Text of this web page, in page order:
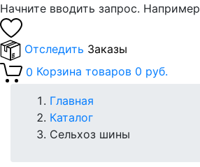
Начните вводить запрос. Например
Отследить Заказы
0 Корзина товаров 0 руб.
Главная
Каталог
Сельхоз шины